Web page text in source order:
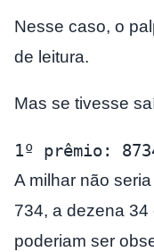
Nesse caso, o
de leitura.
Mas se tivesse
1º prêmio:
A milhar não
734, a dezena
poderiam ser